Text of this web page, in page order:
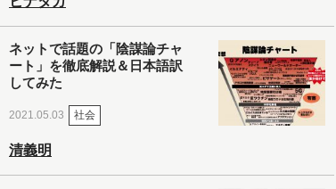
ネットで話題の「陰謀論チャ
ート」を徹底解説＆日本語訳
してみた
2021.05.03 社会
清義明